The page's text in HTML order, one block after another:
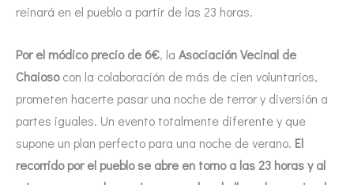
reinará en el pueblo a partir de las 23 horas.
Por el módico precio de 6€, la Asociación Vecinal de
Chaiosocon la colaboración de más de cien voluntarios,
prometen hacerte pasar una noche de terror y diversión a
partes iguales. Un evento totalmente diferente y que
supone un plan perfecto para una noche de verano. El
recorrido por el pueblo se abre en torno a las 23 horas y al